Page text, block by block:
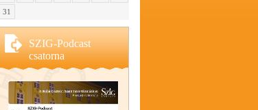
31
SZIG-Podcast
csatorna